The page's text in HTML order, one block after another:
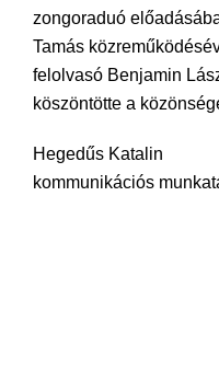
zongoraduó
Tamás
felolvasó Benjamin
köszöntötte a
Hegedűs Katalin
kommunikációs